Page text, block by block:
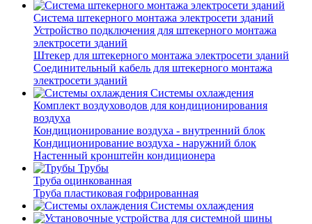
Система штекерного монтажа электросети зданий
Устройство подключения для штекерного монтажа
электросети зданий
Штекер для штекерного монтажа электросети зданий
Соединительный кабель для штекерного монтажа
электросети зданий
Системы охлаждения
Комплект воздуховодов для кондиционирования
воздуха
Кондиционирование воздуха - внутренний блок
Кондиционирование воздуха - наружний блок
Настенный кронштейн кондиционера
Трубы
Труба оцинкованная
Труба пластиковая гофрированная
Системы охлаждения